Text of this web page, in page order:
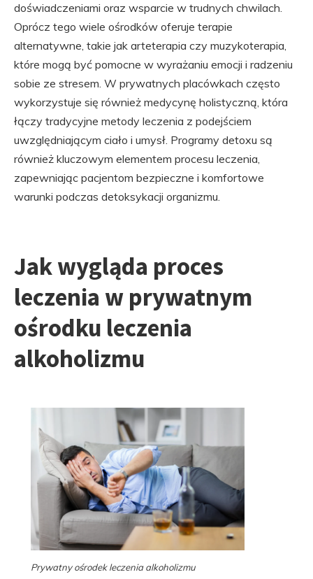
doświadczeniami oraz wsparcie w trudnych chwilach.
Oprócz tego wiele ośrodków oferuje terapie
alternatywne, takie jak arteterapia czy muzykoterapia,
które mogą być pomocne w wyrażaniu emocji i radzeniu
sobie ze stresem. W prywatnych placówkach często
wykorzystuje się również medycynę holistyczną, która
łączy tradycyjne metody leczenia z podejściem
uwzględniającym ciało i umysł. Programy detoxu są
również kluczowym elementem procesu leczenia,
zapewniając pacjentom bezpieczne i komfortowe
warunki podczas detoksykacji organizmu.
Jak wygląda proces
leczenia w prywatnym
ośrodku leczenia
alkoholizmu
Prywatny ośrodek leczenia alkoholizmu